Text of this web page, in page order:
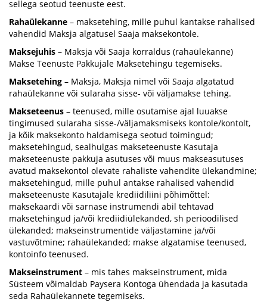
sellega seotud teenuste eest.
Rahaülekanne – maksetehing, mille puhul kantakse rahalised
vahendid Maksja algatusel Saaja maksekontole.
Maksejuhis – Maksja või Saaja korraldus (rahaülekanne)
Makse Teenuste Pakkujale Maksetehingu tegemiseks.
Maksetehing – Maksja, Maksja nimel või Saaja algatatud
rahaülekanne või sularaha sisse- või väljamakse tehing.
Makseteenus – teenused, mille osutamise ajal luuakse
tingimused sularaha sisse-/väljamaksmiseks kontole/kontolt,
ja kõik maksekonto haldamisega seotud toimingud;
maksetehingud, sealhulgas makseteenuste Kasutaja
makseteenuste pakkuja asutuses või muus makseasutuses
avatud maksekontol olevate rahaliste vahendite ülekandmine;
maksetehingud, mille puhul antakse rahalised vahendid
makseteenuste Kasutajale krediidiliini põhimõttel:
maksekaardi või sarnase instrumendi abil tehtavad
maksetehingud ja/või krediidiülekanded, sh perioodilised
ülekanded; makseinstrumentide väljastamine ja/või
vastuvõtmine; rahaülekanded; makse algatamise teenused,
kontoinfo teenused.
Makseinstrument – mis tahes makseinstrument, mida
Süsteem võimaldab Paysera Kontoga ühendada ja kasutada
seda Rahaülekannete tegemiseks.